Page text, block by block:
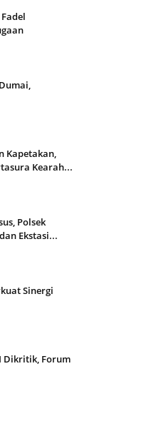
Kapetakan,
Kearah...
Polsek
Ekstasi...
Sinergi
Dikritik, Forum